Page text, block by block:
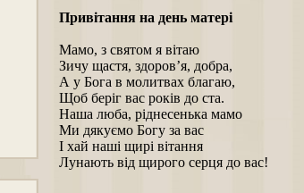
Привітання на день матері
Мамо, з святом я вітаю
Зичу щастя, здоров’я, добра,
А у Бога в молитвах благаю,
Щоб беріг вас років до ста.
Наша люба, ріднесенька мамо
Ми дякуємо Богу за вас
І хай наші щирі вітання
Лунають від щирого серця до вас!